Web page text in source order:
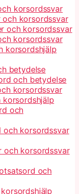
korsordssvar
och korsordssvar
och korsordssvar
korsordssvar
korsordshjälp
betydelse
och betydelse
korsordssvar
korsordshjälp
och
och korsordssvar
och korsordssvar
och